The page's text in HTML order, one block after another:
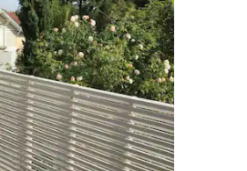
kati ya 5, tathmini 40